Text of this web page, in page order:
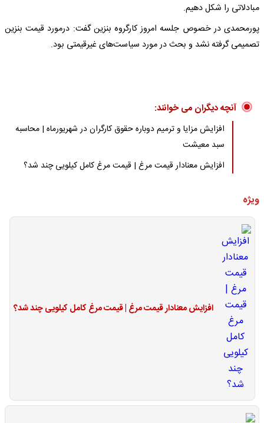
مبادلاتی‌ را شکل دهیم.
پورمحمدی در خصوص جلسه امروز کارگروه بنزین گفت: درمورد قیمت بنزین
تصمیمی گرفته نشد و بحث در مورد سیاست‌های غیرقیمتی بود.
آنچه دیگران می خوانند:
افزایش مزایا و ترمیم دوباره حقوق کارگران در شهریورماه | محاسبه
سبد معیشت
افزایش معنادار قیمت مرغ | قیمت مرغ کامل کیلویی چند شد؟
ویژه
افزایش معنادار قیمت مرغ | قیمت مرغ کامل کیلویی چند شد؟